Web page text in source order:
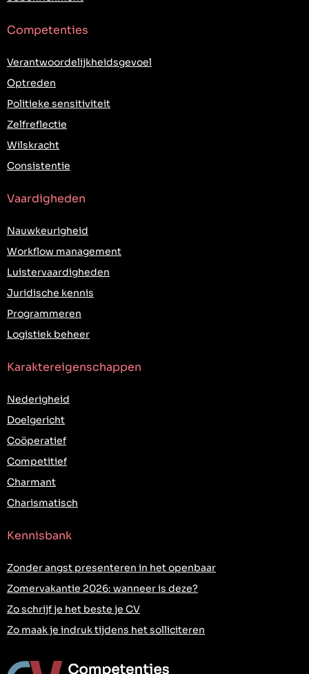
Competenties
Verantwoordelijkheidsgevoel
Optreden
Politieke sensitiviteit
Zelfreflectie
Wilskracht
Consistentie
Vaardigheden
Nauwkeurigheid
Workflow management
Luistervaardigheden
Juridische kennis
Programmeren
Logistiek beheer
Karaktereigenschappen
Nederigheid
Doelgericht
Coöperatief
Competitief
Charmant
Charismatisch
Kennisbank
Zonder angst presenteren in het openbaar
Zomervakantie 2026: wanneer is deze?
Zo schrijf je het beste je CV
Zo maak je indruk tijdens het solliciteren